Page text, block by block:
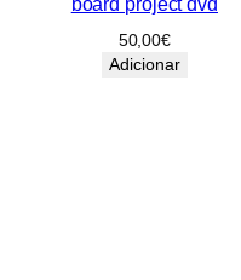
50,00€
Adicionar